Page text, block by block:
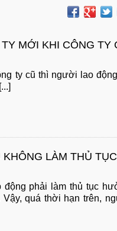
MỚI KHI CÔNG TY
ty cũ thì người lao
LÀM THỦ TỤC
phải làm thủ tục
quá thời hạn trên,